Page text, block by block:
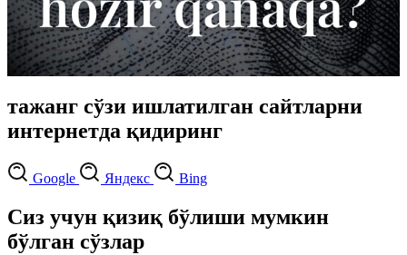
тажанг сўзи ишлатилган сайтларни
интернетда қидиринг
Google Яндекс Bing
Сиз учун қизиқ бўлиши мумкин
бўлган сўзлар